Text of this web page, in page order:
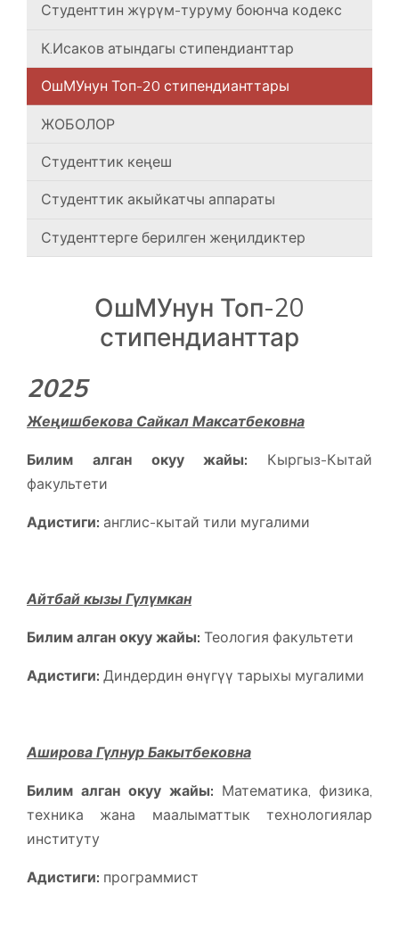
Студенттин жүрүм-туруму боюнча кодекс
К.Исаков атындагы стипендианттар
ОшМУнун Топ-20 стипендианттары
ЖОБОЛОР
Студенттик кеңеш
Студенттик акыйкатчы аппараты
Студенттерге берилген жеңилдиктер
ОшМУнун Топ-20
стипендианттар
2025
Жеңишбекова Сайкал Максатбековна
Билим алган окуу жайы: Кыргыз-Кытай
факультети
Адистиги: англис-кытай тили мугалими
Айтбай кызы Гүлүмкан
Билим алган окуу жайы: Теология факультети
Адистиги: Диндердин өнүгүү тарыхы мугалими
Аширова Гүлнур Бакытбековна
Билим алган окуу жайы: Математика, физика,
техника жана маалыматтык технологиялар
институту
Адистиги: программист